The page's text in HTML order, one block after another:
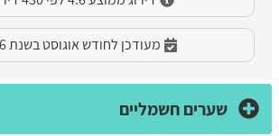
מעודכן לחודש אוגוסט בשנת 2026
שערים חשמליים